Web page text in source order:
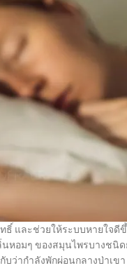
และช่วยให้ระบบหายใจดี
อมๆ ของสมุนไพรบางชนิด
ากำลังพักผ่อนกลางป่าเข